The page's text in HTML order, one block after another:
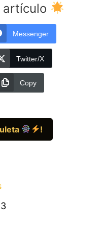
artículo
Messenger
Twitter/X
Copy
!